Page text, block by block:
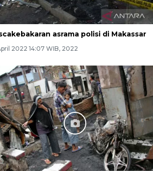
asrama polisi di Makassar
2022 14:07 WIB, 2022